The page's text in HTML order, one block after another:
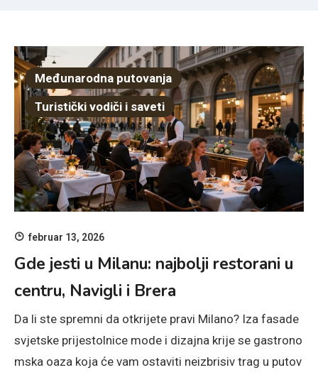
Međunarodna putovanja
Turistički vodiči i saveti
februar 13, 2026
Gde jesti u Milanu: najbolji restorani u
centru, Navigli i Brera
Da li ste spremni da otkrijete pravi Milano? Iza fasade
svjetske prijestolnice mode i dizajna krije se gastrono
mska oaza koja će vam ostaviti neizbrisiv trag u putov